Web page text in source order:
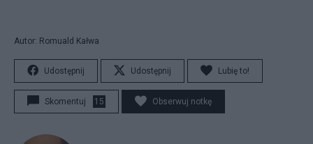
Autor: Romuald Kałwa
Udostępnij Udostępnij Lubię to!
Skomentuj 15 Obserwuj notkę